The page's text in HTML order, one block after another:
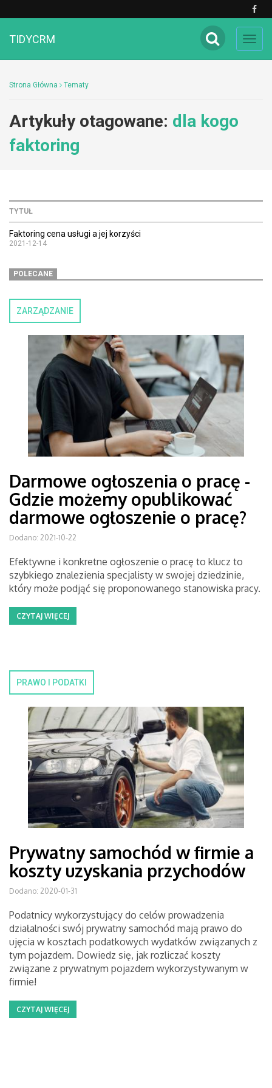
TIDYCRM
Strona Główna Tematy
Artykuły otagowane: dla kogo
faktoring
TYTUŁ
Faktoring cena usługi a jej korzyści
2021-12-14
POLECANE
ZARZĄDZANIE
Darmowe ogłoszenia o pracę -
Gdzie możemy opublikować
darmowe ogłoszenie o pracę?
Dodano: 2021-10-22
Efektywne i konkretne ogłoszenie o pracę to klucz to
szybkiego znalezienia specjalisty w swojej dziedzinie,
który może podjąć się proponowanego stanowiska pracy.
CZYTAJ WIĘCEJ
PRAWO I PODATKI
Prywatny samochód w firmie a
koszty uzyskania przychodów
Dodano: 2020-01-31
Podatnicy wykorzystujący do celów prowadzenia
działalności swój prywatny samochód mają prawo do
ujęcia w kosztach podatkowych wydatków związanych z
tym pojazdem. Dowiedz się, jak rozliczać koszty
związane z prywatnym pojazdem wykorzystywanym w
firmie!
CZYTAJ WIĘCEJ